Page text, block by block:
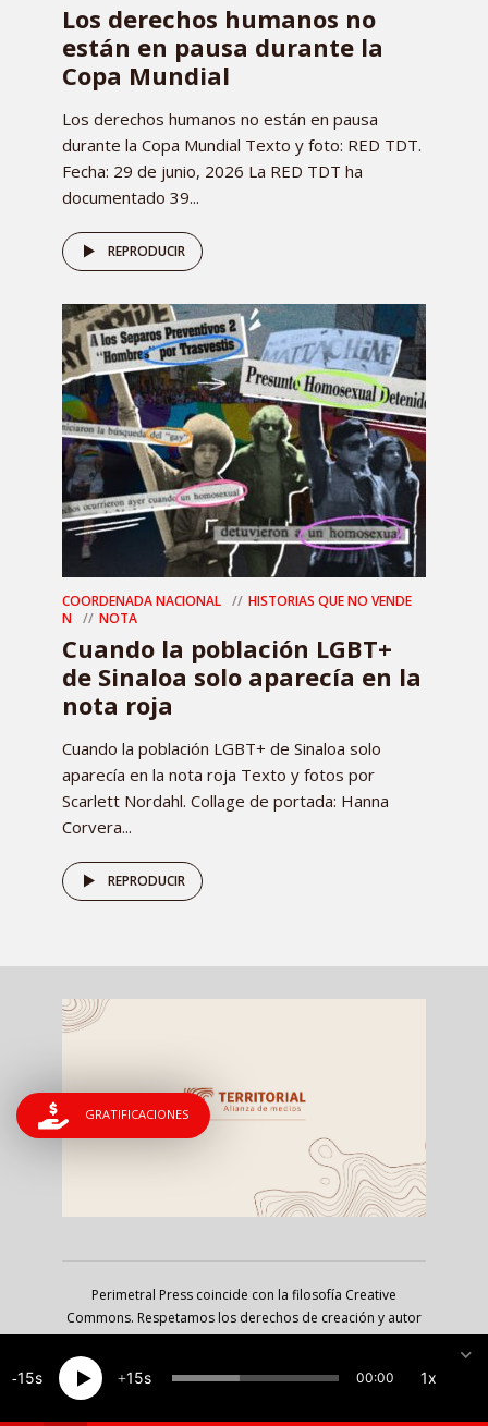
Los derechos humanos no
están en pausa durante la
Copa Mundial
Los derechos humanos no están en pausa
durante la Copa Mundial Texto y foto: RED TDT.
Fecha: 29 de junio, 2026 La RED TDT ha
documentado 39...
REPRODUCIR
COORDENADA NACIONAL
HISTORIAS QUE NO VENDE
N
NOTA
Cuando la población LGBT+
de Sinaloa solo aparecía en la
nota roja
Cuando la población LGBT+ de Sinaloa solo
aparecía en la nota roja Texto y fotos por
Scarlett Nordahl. Collage de portada: Hanna
Corvera...
REPRODUCIR
Perimetral Press coincide con la filosofía Creative
Commons. Respetamos los derechos de creación y autor
pero nos inclinamos por las audiencias; estamos a favor
de liberar, copiar, reproducir y socializar los contenidos
del portal, siempre que se cite la fuente y bajo los
15 15 00:00 1x
GRATIFICACIONES